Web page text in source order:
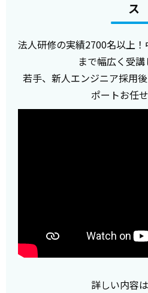
ス
法人研修の実績2700名以上
まで幅広く受講
若手、新人エンジニア採用
ポートお任
詳しい内容